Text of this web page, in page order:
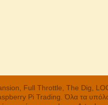
Full Throttle, The Dig,
Pi Trading. Όλα τα